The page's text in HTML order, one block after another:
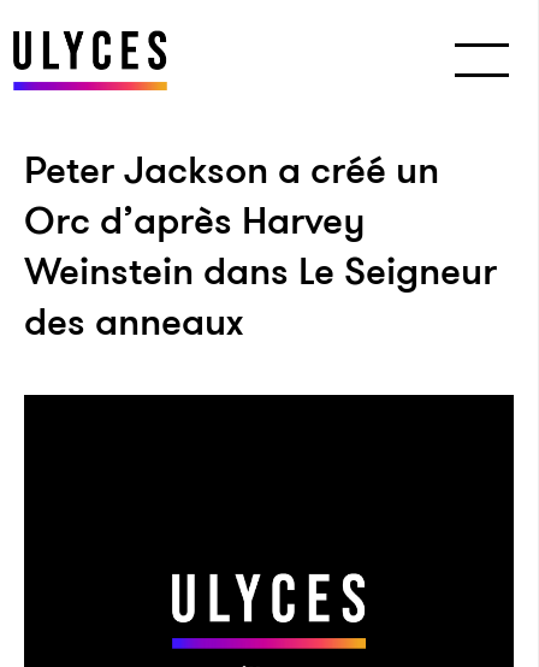
Peter Jackson a créé un
Orc d’après Harvey
Weinstein dans Le Seigneur
des anneaux